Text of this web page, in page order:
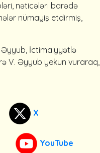
nəticələri barədə
nümayiş etdirmiş,
İctimaiyyətlə
V. Əyyub yekun vuraraq,
X
YouTube